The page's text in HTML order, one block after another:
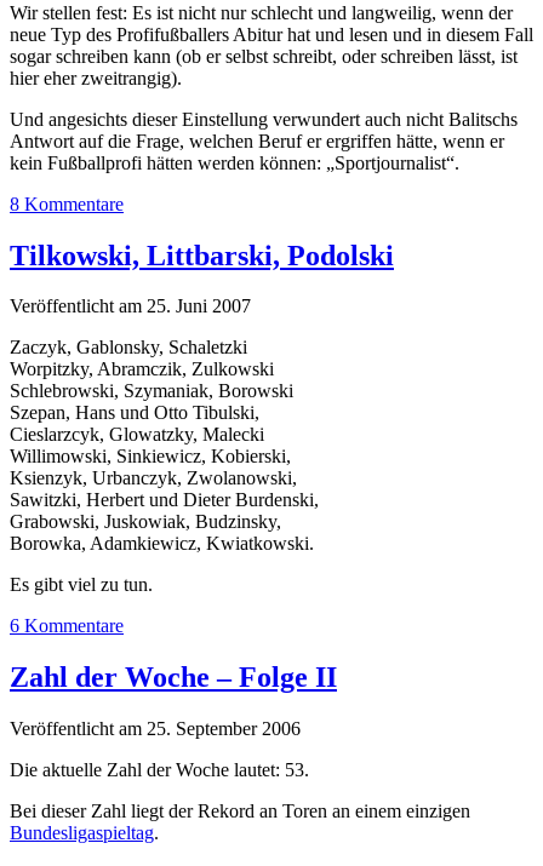
Wir stellen fest: Es ist nicht nur schlecht und langweilig, wenn der
neue Typ des Profifußballers Abitur hat und lesen und in diesem Fall
sogar schreiben kann (ob er selbst schreibt, oder schreiben lässt, ist
hier eher zweitrangig).
Und angesichts dieser Einstellung verwundert auch nicht Balitschs
Antwort auf die Frage, welchen Beruf er ergriffen hätte, wenn er
kein Fußballprofi hätten werden können: „Sportjournalist“.
8 Kommentare
Tilkowski, Littbarski, Podolski
Veröffentlicht am 25. Juni 2007
Zaczyk, Gablonsky, Schaletzki
Worpitzky, Abramczik, Zulkowski
Schlebrowski, Szymaniak, Borowski
Szepan, Hans und Otto Tibulski,
Cieslarzcyk, Glowatzky, Malecki
Willimowski, Sinkiewicz, Kobierski,
Ksienzyk, Urbanczyk, Zwolanowski,
Sawitzki, Herbert und Dieter Burdenski,
Grabowski, Juskowiak, Budzinsky,
Borowka, Adamkiewicz, Kwiatkowski.
Es gibt viel zu tun.
6 Kommentare
Zahl der Woche – Folge II
Veröffentlicht am 25. September 2006
Die aktuelle Zahl der Woche lautet: 53.
Bei dieser Zahl liegt der Rekord an Toren an einem einzigen
Bundesligaspieltag.